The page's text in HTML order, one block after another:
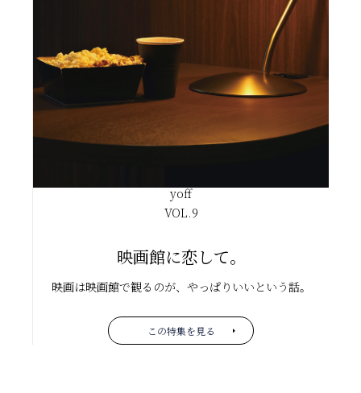
yoff
VOL.9
映画館に恋して。
映画は映画館で観るのが、やっぱりいいという話。
この特集を見る